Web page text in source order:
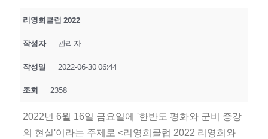
리영희클럽 2022
작성자 관리자
작성일 2022-06-30 06:44
조회 2358
2022년 6월 16일 금요일에 '한반도 평화와 군비 증강
의 현실'이라는 주제로 <리영희클럽 2022 리영희와